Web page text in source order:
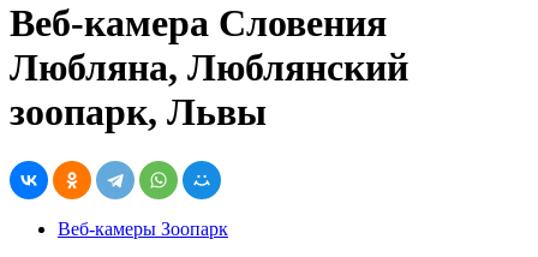
Веб-камера Словения
Любляна, Люблянский
зоопарк, Львы
Веб-камеры Зоопарк